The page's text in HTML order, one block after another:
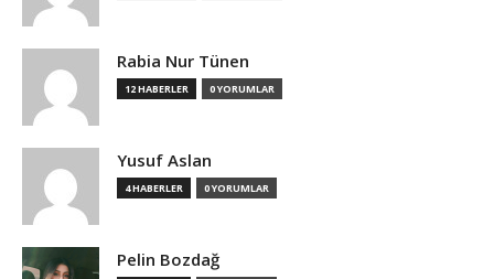
Rabia Nur Tünen
12 HABERLER 0 YORUMLAR
Yusuf Aslan
4 HABERLER 0 YORUMLAR
Pelin Bozdağ